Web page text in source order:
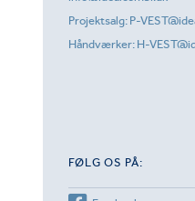
Projektsalg: P-
Håndværker: H-
FØLG OS PÅ: